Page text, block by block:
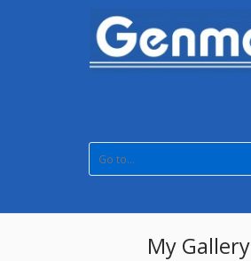
My Gallery